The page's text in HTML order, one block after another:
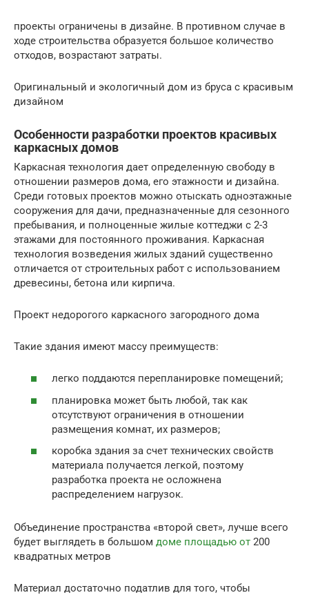
проекты ограничены в дизайне. В противном случае в
ходе строительства образуется большое количество
отходов, возрастают затраты.
Оригинальный и экологичный дом из бруса с красивым
дизайном
Особенности разработки проектов красивых
каркасных домов
Каркасная технология дает определенную свободу в
отношении размеров дома, его этажности и дизайна.
Среди готовых проектов можно отыскать одноэтажные
сооружения для дачи, предназначенные для сезонного
пребывания, и полноценные жилые коттеджи с 2-3
этажами для постоянного проживания. Каркасная
технология возведения жилых зданий существенно
отличается от строительных работ с использованием
древесины, бетона или кирпича.
Проект недорогого каркасного загородного дома
Такие здания имеют массу преимуществ:
легко поддаются перепланировке помещений;
планировка может быть любой, так как
отсутствуют ограничения в отношении
размещения комнат, их размеров;
коробка здания за счет технических свойств
материала получается легкой, поэтому
разработка проекта не осложнена
распределением нагрузок.
Объединение пространства «второй свет», лучше всего
будет выглядеть в большом доме площадью от 200
квадратных метров
Материал достаточно податлив для того, чтобы